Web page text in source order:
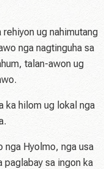
ug nahimutang
nga nagtinguha sa
talan-awon ug
ka hilom ug lokal nga
nga Hyolmo, nga usa
paglabay sa ingon ka